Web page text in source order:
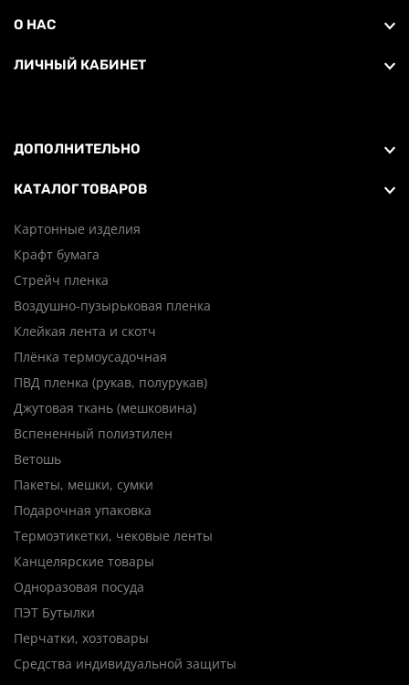
О НАС
ЛИЧНЫЙ КАБИНЕТ
ДОПОЛНИТЕЛЬНО
КАТАЛОГ ТОВАРОВ
Картонные изделия
Крафт бумага
Стрейч пленка
Воздушно-пузырьковая пленка
Клейкая лента и скотч
Плёнка термоусадочная
ПВД пленка (рукав, полурукав)
Джутовая ткань (мешковина)
Вспененный полиэтилен
Ветошь
Пакеты, мешки, сумки
Подарочная упаковка
Термоэтикетки, чековые ленты
Канцелярские товары
Одноразовая посуда
ПЭТ Бутылки
Перчатки, хозтовары
Средства индивидуальной защиты